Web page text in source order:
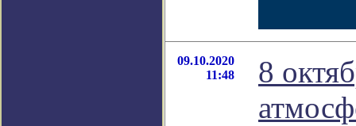
09.10.2020
11:48
8